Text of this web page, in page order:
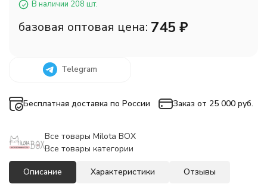
В наличии 208 шт.
базовая оптовая цена: 745 ₽
Telegram
Бесплатная доставка по России Заказ от 25 000 руб.
Все товары Milota BOX
Все товары категории
Описание Характеристики Отзывы